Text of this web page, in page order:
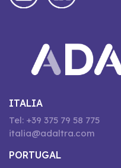
ITALIA
Tel: +39 375 79 58 775
italia@adaltra.com
PORTUGAL